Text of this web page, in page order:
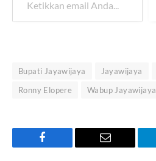
Bupati Jayawijaya Jayawijaya
Ronny Elopere
Wabup Jayawijaya
Facebook Email